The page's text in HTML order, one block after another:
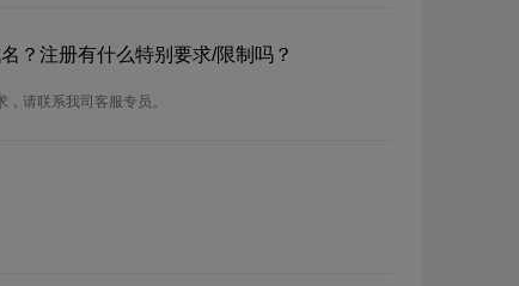
？注册有什么特别要求/限制吗？
请联系我司客服专员。